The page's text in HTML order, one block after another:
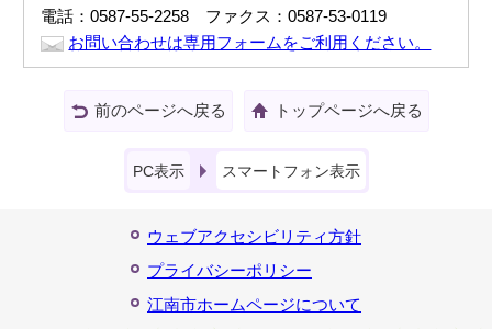
電話：0587-55-2258 ファクス：0587-53-0119
お問い合わせは専用フォームをご利用ください。
前のページへ戻る トップページへ戻る
PC表示 スマートフォン表示
ウェブアクセシビリティ方針
プライバシーポリシー
江南市ホームページについて